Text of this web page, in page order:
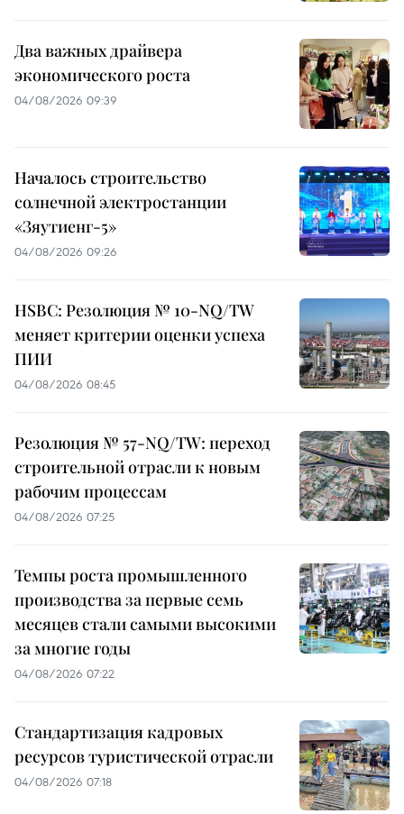
Два важных драйвера
экономического роста
04/08/2026 09:39
Началось строительство
солнечной электростанции
«Зяутиенг-5»
04/08/2026 09:26
HSBC: Резолюция № 10-NQ/TW
меняет критерии оценки успеха
ПИИ
04/08/2026 08:45
Резолюция № 57-NQ/TW: переход
строительной отрасли к новым
рабочим процессам
04/08/2026 07:25
Темпы роста промышленного
производства за первые семь
месяцев стали самыми высокими
за многие годы
04/08/2026 07:22
Стандартизация кадровых
ресурсов туристической отрасли
04/08/2026 07:18